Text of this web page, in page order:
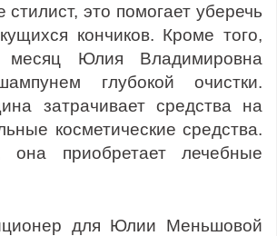
стилист, это помогает уберечь
кончиков. Кроме того,
Юлия Владимировна
глубокой очистки.
затрачивает средства на
косметические средства.
она приобретает лечебные
для Юлии Меньшовой